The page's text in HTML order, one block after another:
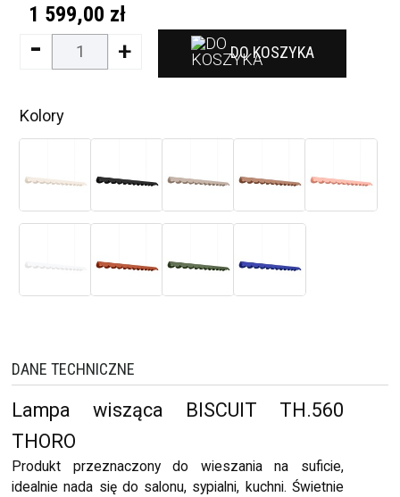
1 599,00 zł
- + DO KOSZYKA
Kolory
DANE TECHNICZNE
Lampa wisząca BISCUIT TH.560
THORO
Produkt przeznaczony do wieszania na suficie,
idealnie nada się do salonu, sypialni, kuchni. Świetnie